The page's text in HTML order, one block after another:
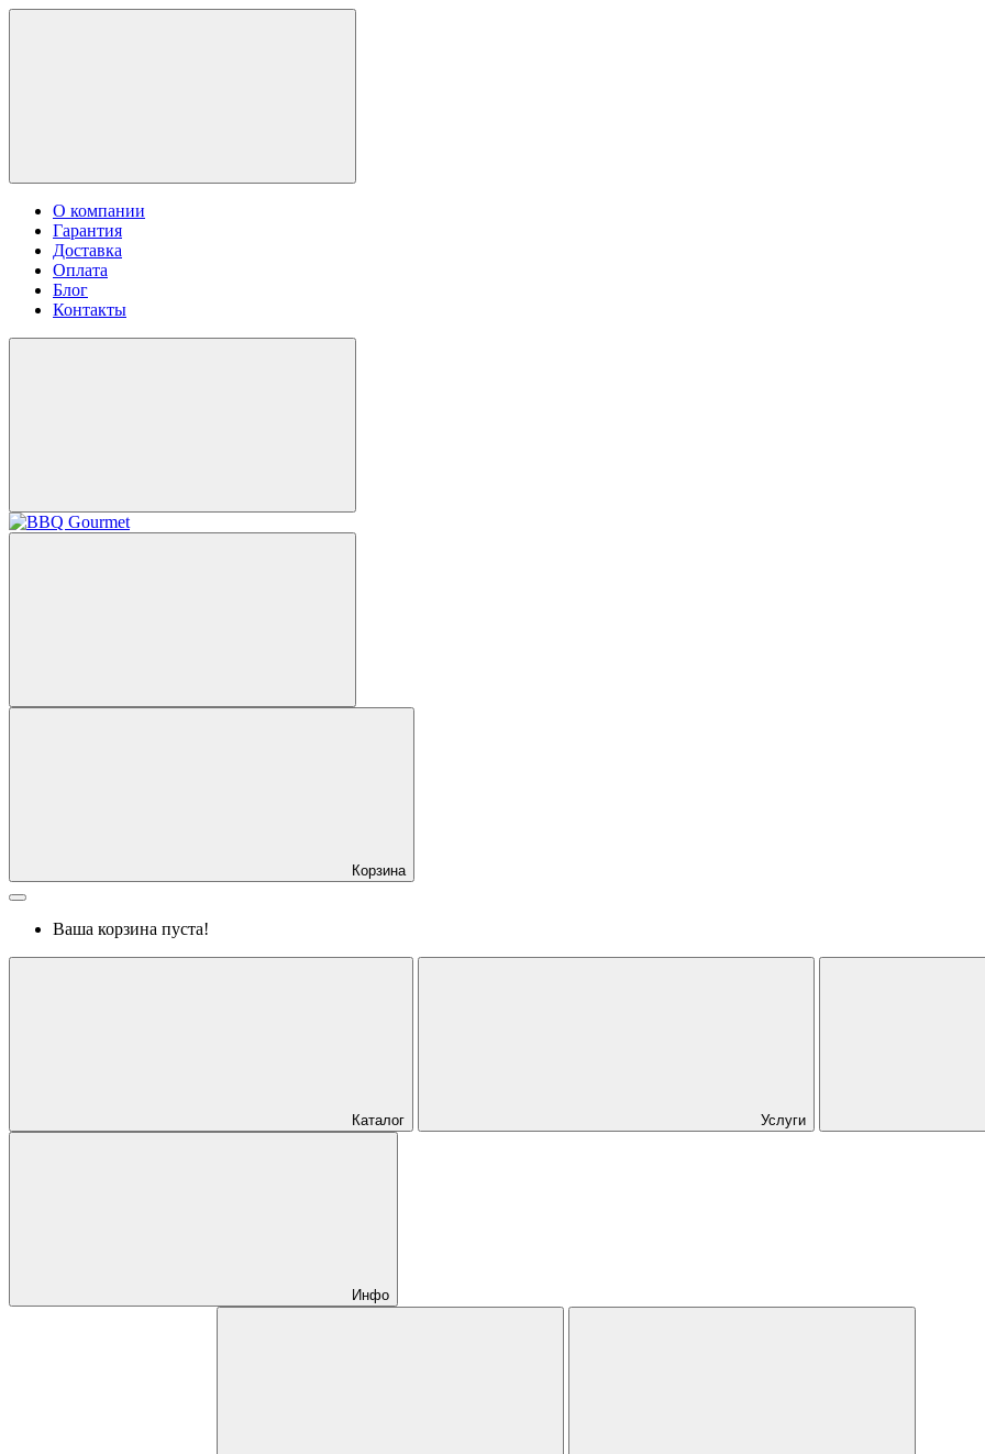
О компании
Гарантия
Доставка
Оплата
Блог
Контакты
Корзина
Ваша корзина пуста!
Каталог Услуги
Инфо